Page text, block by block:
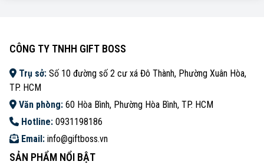
CÔNG TY TNHH GIFT BOSS
Trụ sở: Số 10 đường số 2 cư xá Đô Thành, Phường Xuân Hòa,
TP. HCM
Văn phòng: 60 Hòa Bình, Phường Hòa Bình, TP. HCM
Hotline: 0931198186
Email: info@giftboss.vn
SẢN PHẨM NỔI BẬT